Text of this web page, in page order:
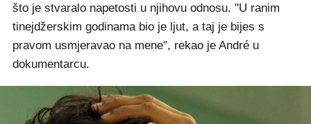
što je stvaralo napetosti u njihovu odnosu. "U ranim
tinejdžerskim godinama bio je ljut, a taj je bijes s
pravom usmjeravao na mene", rekao je André u
dokumentarcu.